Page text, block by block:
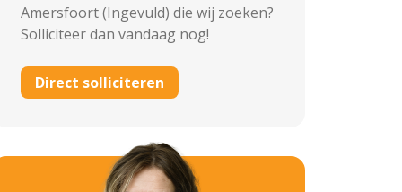
Amersfoort (Ingevuld) die wij zoeken?
Solliciteer dan vandaag nog!
Direct solliciteren